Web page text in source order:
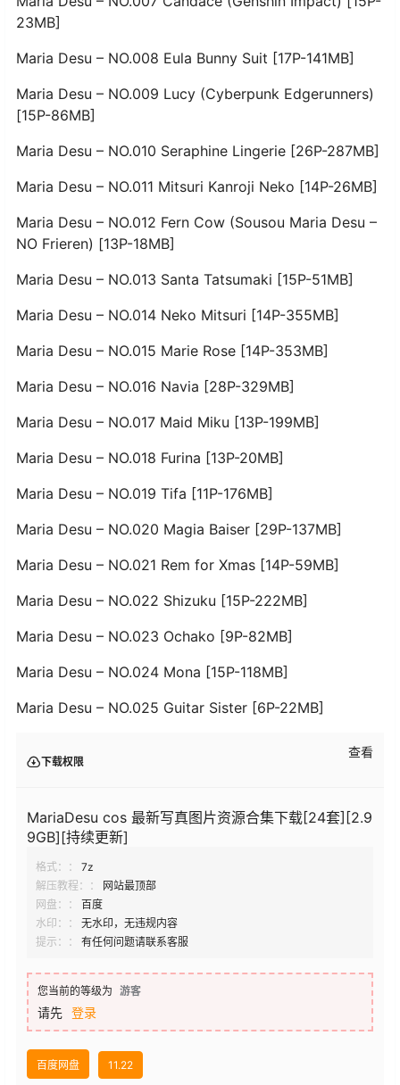
23MB]
Maria Desu – NO.008 Eula Bunny Suit [17P-141MB]
Maria Desu – NO.009 Lucy (Cyberpunk Edgerunners)
[15P-86MB]
Maria Desu – NO.010 Seraphine Lingerie [26P-287MB]
Maria Desu – NO.011 Mitsuri Kanroji Neko [14P-26MB]
Maria Desu – NO.012 Fern Cow (Sousou Maria Desu –
NO Frieren) [13P-18MB]
Maria Desu – NO.013 Santa Tatsumaki [15P-51MB]
Maria Desu – NO.014 Neko Mitsuri [14P-355MB]
Maria Desu – NO.015 Marie Rose [14P-353MB]
Maria Desu – NO.016 Navia [28P-329MB]
Maria Desu – NO.017 Maid Miku [13P-199MB]
Maria Desu – NO.018 Furina [13P-20MB]
Maria Desu – NO.019 Tifa [11P-176MB]
Maria Desu – NO.020 Magia Baiser [29P-137MB]
Maria Desu – NO.021 Rem for Xmas [14P-59MB]
Maria Desu – NO.022 Shizuku [15P-222MB]
Maria Desu – NO.023 Ochako [9P-82MB]
Maria Desu – NO.024 Mona [15P-118MB]
Maria Desu – NO.025 Guitar Sister [6P-22MB]
下载权限
查看
MariaDesu cos 最新写真图片资源合集下载[24套][2.9
9GB][持续更新]
格式：：
7z
解压教程：：
网站最顶部
网盘：：
百度
水印：：
无水印，无违规内容
提示：：
有任何问题请联系客服
您当前的等级为 游客
请先 登录
百度网盘 11.22